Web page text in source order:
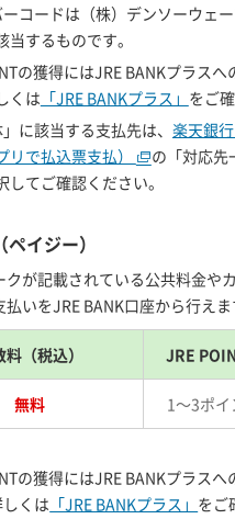
コードは（株）デンソーウェ
当するものです。
の獲得にはJRE BANKプラス
くは 「JRE BANKプラス」 をご
に該当する支払先は、 楽天銀
リで払込票支払）
の「対応先
してご確認ください。
イジー）
クが記載されている公共料金や
いをJRE BANK口座から行えま
（税込） JRE
無料 1～3ポイ
の獲得にはJRE BANKプラス
くは 「JRE BANKプラス」 をご